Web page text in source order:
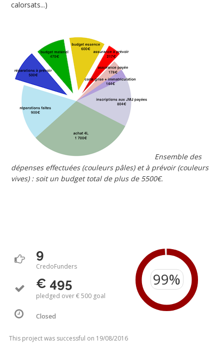
calorsats...)
Ensemble des
dépenses effectuées (couleurs pâles) et à prévoir (couleurs
vives) : soit un budget total de plus de 5500€.
9
CredoFunders
€ 495
pledged over € 500 goal
Closed
This project was successful on 19/08/2016